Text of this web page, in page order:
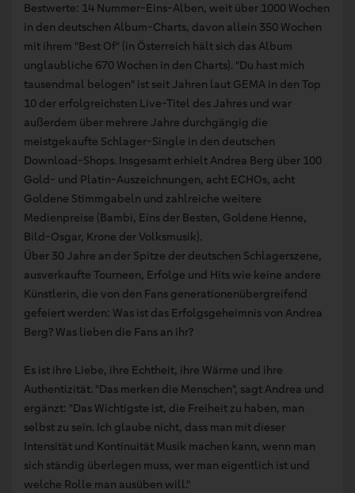
Bestwerte: 14 Nummer-Eins-Alben, weit über 1000 Wochen
in den deutschen Album-Charts, davon allein 350 Wochen
mit ihrem "Best Of" (in Österreich hält sich das Album
unglaubliche 670 Wochen in den Charts). "Du hast mich
tausendmal belogen" ist seit Jahren laut GEMA in den Top
10 der erfolgreichsten Live-Titel des Jahres und war
außerdem über mehrere Jahre durchgängig die
meistgekaufte Schlager-Single in den deutschen
Download-Shops. Insgesamt erhielt Andrea Berg über 100
Gold- und Platin-Auszeichnungen, acht ECHOs, acht
Goldene Stimmgabeln und zahlreiche weitere
Medienpreise (Bambi, Eins der Besten, Goldene Henne,
Bild-Osgar, Krone der Volksmusik).
Über 30 Jahre an der Spitze der deutschen Schlagerszene,
ausverkaufte Tourneen, Erfolge und Hits wie keine andere
Künstlerin, die von den Fans generationenübergreifend
gefeiert werden: Was ist das Erfolgsgeheimnis von Andrea
Berg? Was lieben die Fans an ihr?
Es ist ihre Liebe, ihre Echtheit, ihre Wärme und ihre
Authentizität. "Das merken die Menschen", sagt Andrea und
ergänzt: "Das Wichtigste ist, die Freiheit zu haben, man
selbst zu sein. Ich glaube nicht, dass man mit dieser
Intensität und Kontinuität Musik machen kann, wenn man
sich ständig überlegen muss, wer man eigentlich ist und
welche Rolle man ausüben will."